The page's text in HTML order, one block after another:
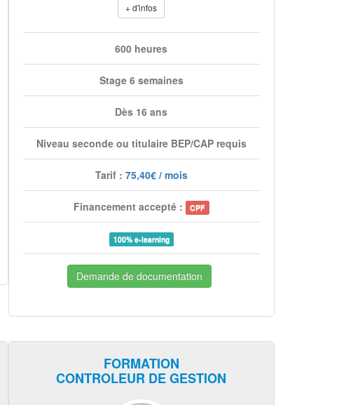
+ d'infos
600 heures
Stage 6 semaines
Dès 16 ans
Niveau seconde ou titulaire BEP/CAP requis
Tarif : 75,40€ / mois
Financement accepté : CPF
100% e-learning
Demande de documentation
FORMATION
CONTROLEUR DE GESTION